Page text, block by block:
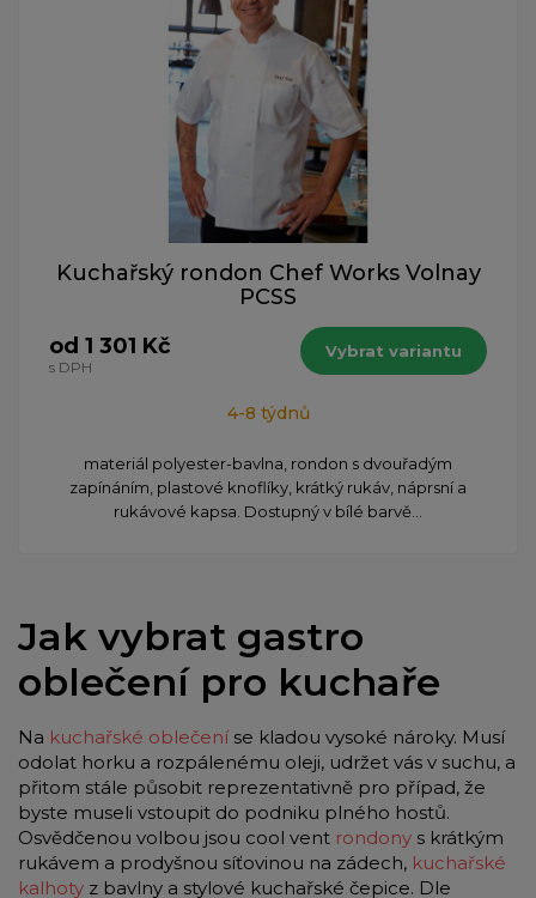
Kuchařský rondon Chef Works Volnay
PCSS
od 1 301 Kč
s DPH
Vybrat variantu
4-8 týdnů
materiál polyester-bavlna, rondon s dvouřadým
zapínáním, plastové knoflíky, krátký rukáv, náprsní a
rukávové kapsa. Dostupný v bílé barvě...
Jak vybrat gastro
oblečení pro kuchaře
Na kuchařské oblečeníse kladou vysoké nároky. Musí
odolat horku a rozpálenému oleji, udržet vás v suchu, a
přitom stále působit reprezentativně pro případ, že
byste museli vstoupit do podniku plného hostů.
Osvědčenou volbou jsou cool vent rondony s krátkým
rukávem a prodyšnou síťovinou na zádech, kuchařské
kalhoty z bavlny a stylové kuchařské čepice. Dle